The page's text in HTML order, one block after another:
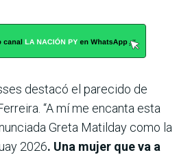
destacó el parecido de
“A mí me encanta esta
Greta Matilday como la
2026. Una mujer que va a